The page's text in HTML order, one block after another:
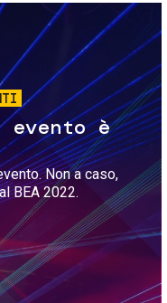
è
Non a caso,
BEA 2022.